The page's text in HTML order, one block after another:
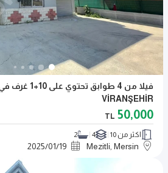
VİRANŞEHİR
50,000
TL
اكثر من 10 4
2
Mezitli, Mersin
2025/01/19